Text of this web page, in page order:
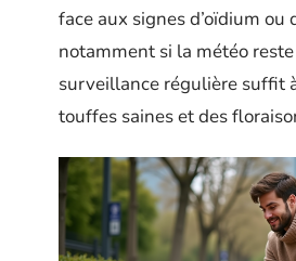
face aux signes d’oïdium ou
notamment si la météo
surveillance régulière suffit
touffes saines et des